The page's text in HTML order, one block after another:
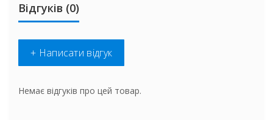
Відгуків (0)
+ Написати відгук
Немає відгуків про цей товар.